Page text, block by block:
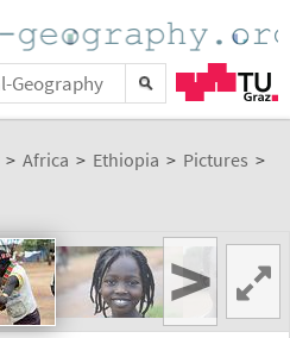
> Africa > Ethiopia > Pictures >
>